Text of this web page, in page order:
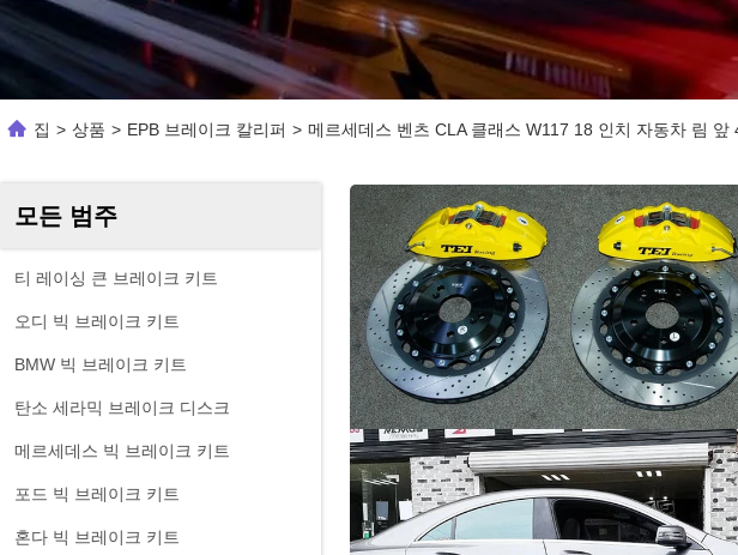
집 > 상품 > EPB 브레이크 칼리퍼 > 메르세데스 벤츠 CLA 클래스 W117 18 인치 자동차 림
모든 범주
티 레이싱 큰 브레이크 키트
오디 빅 브레이크 키트
BMW 빅 브레이크 키트
탄소 세라믹 브레이크 디스크
메르세데스 빅 브레이크 키트
포드 빅 브레이크 키트
혼다 빅 브레이크 키트